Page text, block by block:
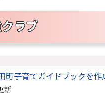
ラブ
町子育てガイドブックを作
新